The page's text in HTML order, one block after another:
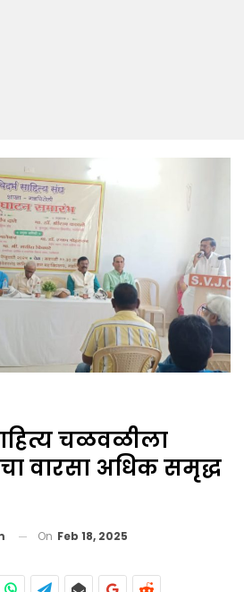
चळवळीला
वारसा अधिक समृद्ध
On Feb 18, 2025